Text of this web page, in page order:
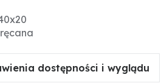
dostępności i wyglądu